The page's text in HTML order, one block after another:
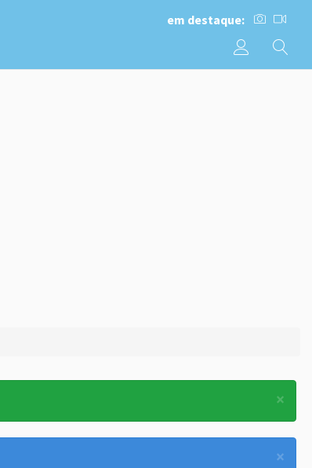
em destaque:
×
×